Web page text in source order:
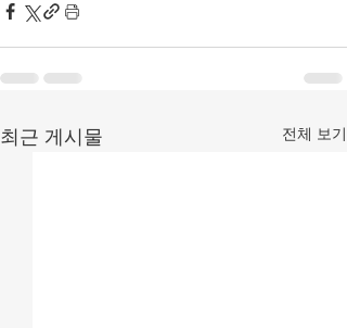
최근 게시물 전체 보기